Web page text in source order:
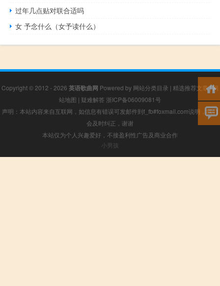
过年几点贴对联合适吗
女 予念什么（女予读什么）
Copyright © 2012 - 2026 英语歌曲网 Powered by 网站分类目录 | 精选推荐文章|网
站地图 | 疑难解答 浙ICP备06009081号
声明：本站内容来自互联网，如信息有错误可发邮件到f_fb#foxmail.com说明，我们
会及时纠正，谢谢
本站仅为个人兴趣爱好，不接盈利性广告及商业合作
小男孩